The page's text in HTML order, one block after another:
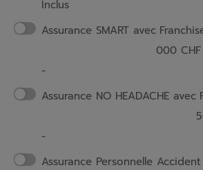
Inclus
Assurance SMART avec
000
-
Assurance NO HEADACHE avec
-
Assurance Personnelle Accident